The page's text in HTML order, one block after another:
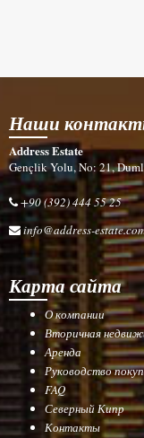
Наши
Address Estate
Gençlik Yolu, No: 21,
+90 (392) 444 55 25
info@address-
Карта сайта
О компании
Вторичная
Аренда
Руководство
FAQ
Северный Кипр
Контакты